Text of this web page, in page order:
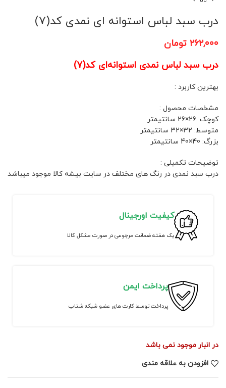
درب سبد لباس استوانه ای نمدی کد(7)
۲۶۲,۰۰۰ تومان
درب سبد لباس نمدی استوانه‌ای کد(7)
بهترین کاربرد :
مشخصات محصول :
کوچک: 26×26 سانتیمتر
متوسط: 32×32 سانتیمتر
بزرگ: 40×40 سانتیمتر
توضیحات تکمیلی :
درب سبد نمدی در رنگ های مختلف در سایت بیشه کالا موجود میباشد
کیفیت اورجینال
یک هفته ضمانت مرجوعی در صورت مشکل کالا
پرداخت ایمن
پرداخت توسط کارت های عضو شبکه شتاب
در انبار موجود نمی باشد
افزودن به علاقه مندی